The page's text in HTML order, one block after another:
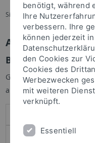
Sie sind hier: Startseite
Anmelden
Geben Sie Ihren
anzumelden:
benötigt, während
Ihre
verbessern. Ihre
können jederzeit
den Cookies zur
Cookies des
Werbezwecken
mit weiteren
verknüpft.
Essentiell